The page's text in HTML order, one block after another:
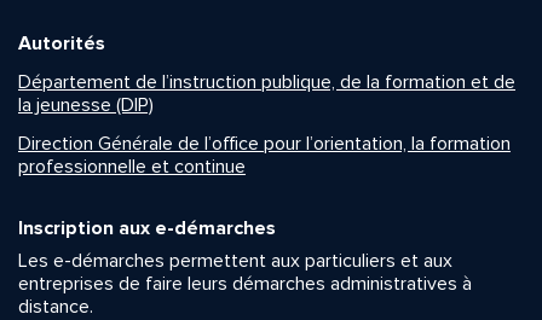
Autorités
Département de l’instruction publique, de la formation et de
la jeunesse (DIP)
Direction Générale de l’office pour l’orientation, la formation
professionnelle et continue
Inscription aux e-démarches
Les e-démarches permettent aux particuliers et aux
entreprises de faire leurs démarches administratives à
distance.